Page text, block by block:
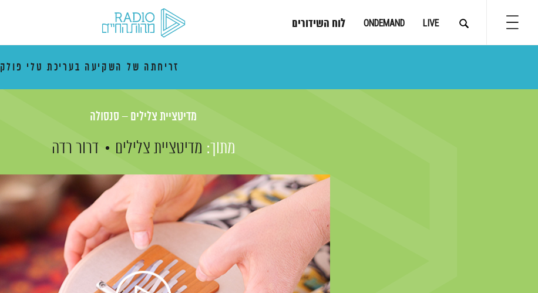
LIVE
ONDEMAND לוח השידורים
זריחתה של השקיעה בעריכת טלי פולק
מדיטציית צלילים – סנסולה
מתוך: מדיטציית צלילים דרור רדה